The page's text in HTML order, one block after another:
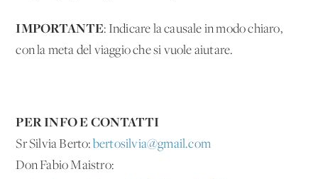
IMPORTANTE: Indicare la causale in modo chiaro,
con la meta del viaggio che si vuole aiutare.
PER INFO E CONTATTI
Sr Silvia Berto: bertosilvia@gmail.com
Don Fabio Maistro: